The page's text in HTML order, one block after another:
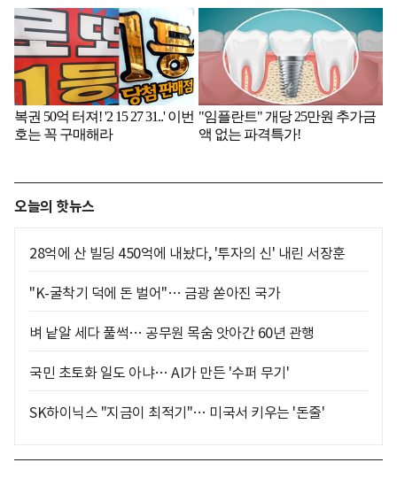
오늘의 핫뉴스
28억에 산 빌딩 450억에 내놨다, '투자의 신' 내린 서장훈
"K-굴착기 덕에 돈 벌어"… 금광 쏟아진 국가
벼 낱알 세다 풀썩… 공무원 목숨 앗아간 60년 관행
국민 초토화 일도 아냐… AI가 만든 '수퍼 무기'
SK하이닉스 "지금이 최적기"… 미국서 키우는 '돈줄'